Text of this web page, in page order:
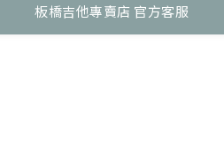
板橋吉他專賣店 官方客服